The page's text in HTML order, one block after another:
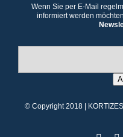
Wenn Sie per E-Mail
informiert werden
© Copyright 2018 |